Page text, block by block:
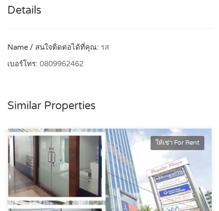
Details
Name / สนใจติดต่อได้ที่คุณ: รส
เบอร์โทร: 0809962462
Similar Properties
ให้เช่า For Rent